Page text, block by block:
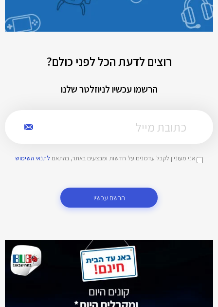
רוצים לדעת הכל לפני כולם?
הרשמו עכשיו לניוזלטר שלנו
אני מעוניין לקבל עדכונים על חדשות ומבצעים באתר, בהתאם לתנאי השימוש
הרשם עכשיו